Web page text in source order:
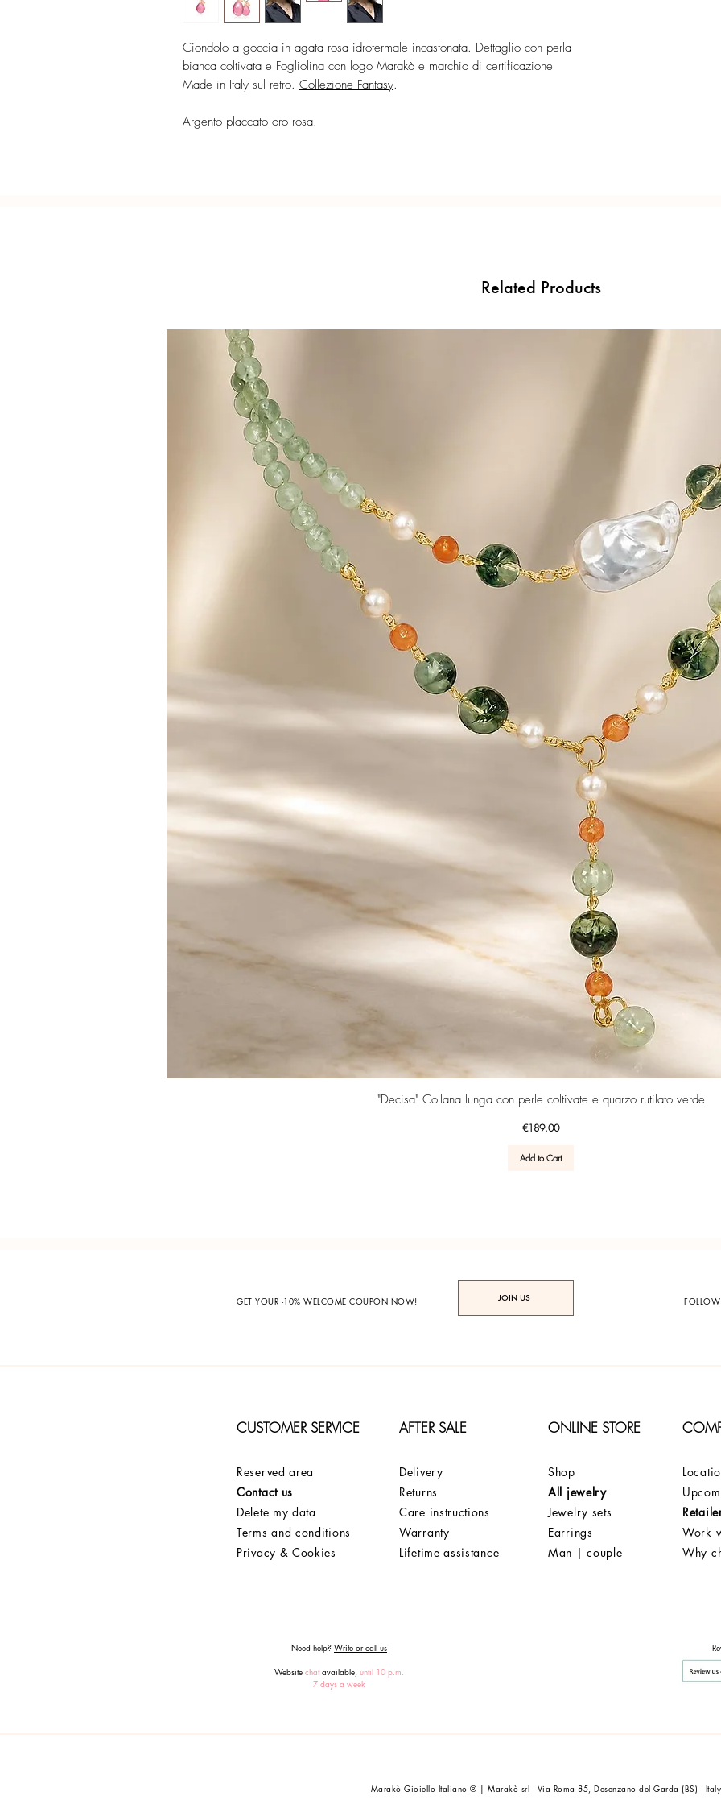
Ciondolo a goccia in agata rosa idrotermale incastonata. Dettaglio con perla
bianca coltivata e Fogliolina con logo Marakò e marchio di certificazione
Made in Italy sul retro. Collezione Fantasy.
Argento placcato oro rosa.
Related Products
Quick View
"Decisa" Collana lunga con perle coltivate e quarzo rutilato verde
Price
€189.00
Add to Cart
GET YOUR -10% WELCOME COUPON NOW! JOIN US
CUSTOMER SERVICE AFTER SALE ONLINE STORE
Reserved area
Contact us
Delete my data
Terms and conditions
Privacy & Cookies
Delivery
Returns
Care instructions
Warranty
Lifetime assistance
Shop
All jewelry
Jewelry sets
Earrings
Man | couple
Work
Why
Need help? Write or call us
Website chatavailable, until 10 p.m.
7 days a week
Marakò Gioiello Italiano ® | Marakò srl - Via Roma 85, Desenzano del Garda (BS) - Italy